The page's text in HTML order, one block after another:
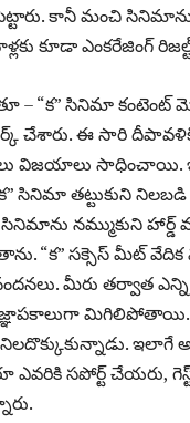
కానీ మంచి సినిమాను
కూడా ఎంకరేజింగ్
– “క” సినిమా కంటెంట్
చేశారు. ఈ సారి
విజయాలు సాధించాయి.
సినిమా తట్టుకుని
నమ్ముకుని హార్డ్
“క” సక్సెస్ మీట్
మీరు తర్వాత
మిగిలిపోతాయి.
నిలదొక్కుకున్నాడు.
ఎవరికి సపోర్ట్